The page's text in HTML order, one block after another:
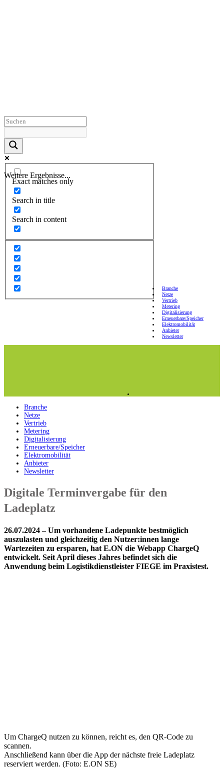
Weitere Ergebnisse...
Exact matches only
Search in title
Search in content
Branche
Netze
Vertrieb
Metering
Digitalisierung
Erneuerbare/Speicher
Elektromobilität
Anbieter
Newsletter
Branche
Netze
Vertrieb
Metering
Digitalisierung
Erneuerbare/Speicher
Elektromobilität
Anbieter
Newsletter
Digitale Terminvergabe für den
Ladeplatz
26.07.2024 – Um vorhandene Ladepunkte bestmöglich
auszulasten und gleichzeitig den Nutzer:innen lange
Wartezeiten zu ersparen, hat E.ON die Webapp ChargeQ
entwickelt. Seit April dieses Jahres befindet sich die
Anwendung beim Logistikdienstleister FIEGE im Praxistest.
Um ChargeQ nutzen zu können, reicht es, den QR-Code zu
scannen.
Anschließend kann über die App der nächste freie Ladeplatz
reserviert werden. (Foto: E.ON SE)